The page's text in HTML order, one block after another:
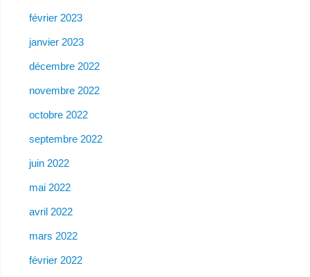
février 2023
janvier 2023
décembre 2022
novembre 2022
octobre 2022
septembre 2022
juin 2022
mai 2022
avril 2022
mars 2022
février 2022